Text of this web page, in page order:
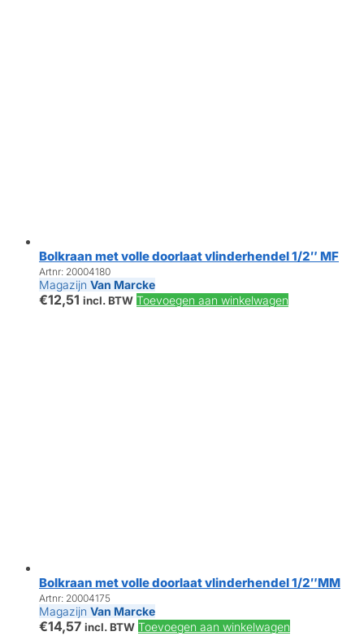
Bolkraan met volle doorlaat vlinderhendel 1/2″ MF
Artnr: 20004180
Magazijn Van Marcke
€12,51 incl. BTW Toevoegen aan winkelwagen
Bolkraan met volle doorlaat vlinderhendel 1/2″MM
Artnr: 20004175
Magazijn Van Marcke
€14,57 incl. BTW Toevoegen aan winkelwagen